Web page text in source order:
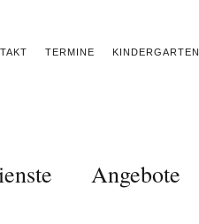
TERMINE KINDERGARTEN
Angebote